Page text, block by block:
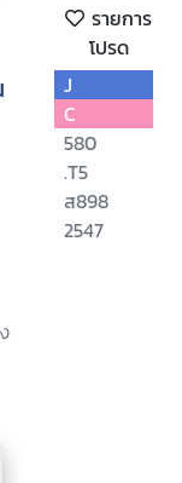
รายการ
โปรด
J
C
580
.T5
ส898
2547